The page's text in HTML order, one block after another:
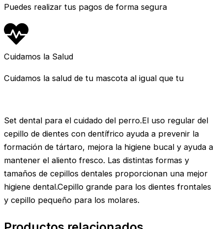
Puedes realizar tus pagos de forma segura
Cuidamos la Salud
Cuidamos la salud de tu mascota al igual que tu
Set dental para el cuidado del perro.El uso regular del
cepillo de dientes con dentífrico ayuda a prevenir la
formación de tártaro, mejora la higiene bucal y ayuda a
mantener el aliento fresco. Las distintas formas y
tamaños de cepillos dentales proporcionan una mejor
higiene dental.Cepillo grande para los dientes frontales
y cepillo pequeño para los molares.